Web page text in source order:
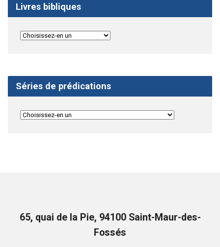
Livres bibliques
Séries de prédications
65, quai de la Pie, 94100 Saint-Maur-des-
Fossés